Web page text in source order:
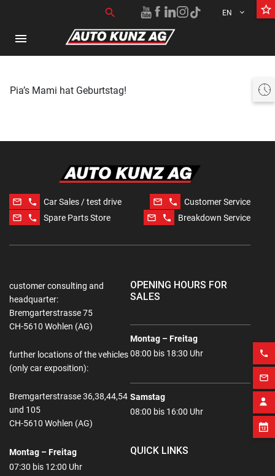
Aktuell geschlossen öffnet heute um 07:30 bis 18:30 Uhr
menu
Search for:
search EN star_border
phone
mail_outline
Pia’s Mami hat Geburtstag!
mail_outline phone Car Sales / test drive mail_outline phone
Customer Service
mail_outline
phone Spare Parts Store mail_outline phone Breakdown Service
customer consulting and
headquarter:
Bremgarterstrasse 75
CH-5610 Wohlen (AG)
further locations of the vehicles
(only car exposition):
Bremgarterstrasse 36,38,44,54
und 105
CH-5610 Wohlen (AG)
OPENING HOURS FOR
SALES
Montag – Freitag
08:00 bis 18:30 Uhr
Samstag
08:00 bis 16:00 Uhr
Montag – Freitag
07:30 bis 12:00 Uhr
QUICK LINKS